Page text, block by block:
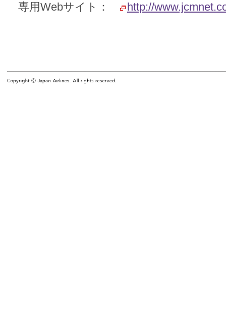
専用Webサイト：
http://